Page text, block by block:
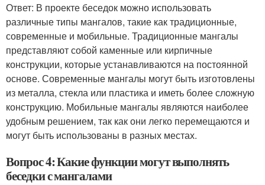
Ответ: В проекте беседок можно использовать
различные типы мангалов, такие как традиционные,
современные и мобильные. Традиционные мангалы
представляют собой каменные или кирпичные
конструкции, которые устанавливаются на постоянной
основе. Современные мангалы могут быть изготовлены
из металла, стекла или пластика и иметь более сложную
конструкцию. Мобильные мангалы являются наиболее
удобным решением, так как они легко перемещаются и
могут быть использованы в разных местах.
Вопрос 4: Какие функции могут выполнять
беседки с мангалами